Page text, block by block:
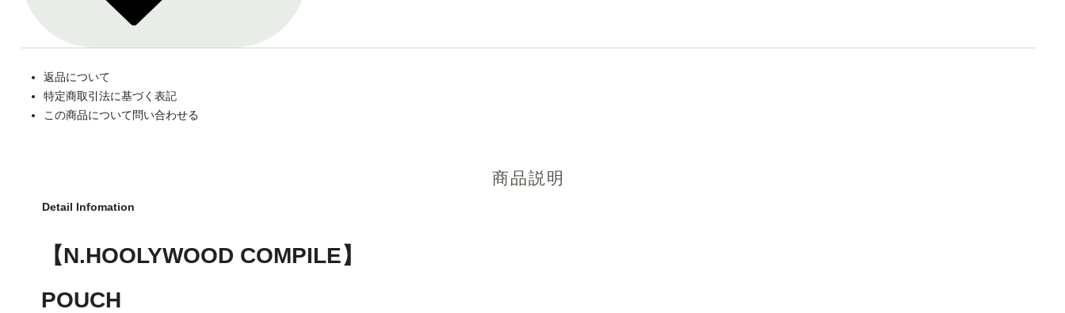
返品について
特定商取引法に基づく表記
この商品について問い合わせる
商品説明
Detail Infomation
【N.HOOLYWOOD COMPILE】
POUCH